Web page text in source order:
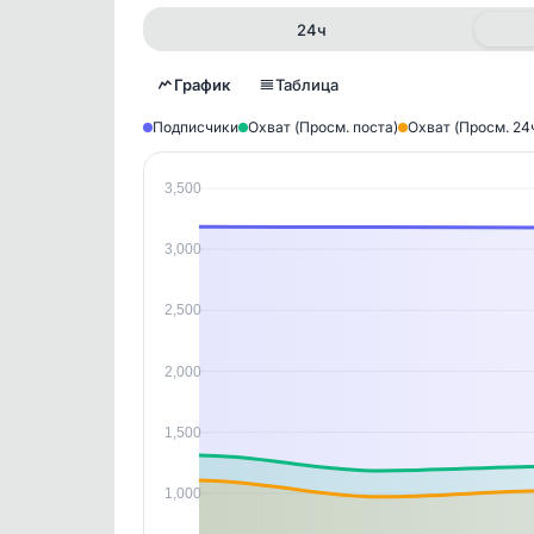
24ч
График Таблица
Подписчики Охват (Просм. поста) Охват (Просм.
3,500
3,000
2,500
2,000
1,500
1,000